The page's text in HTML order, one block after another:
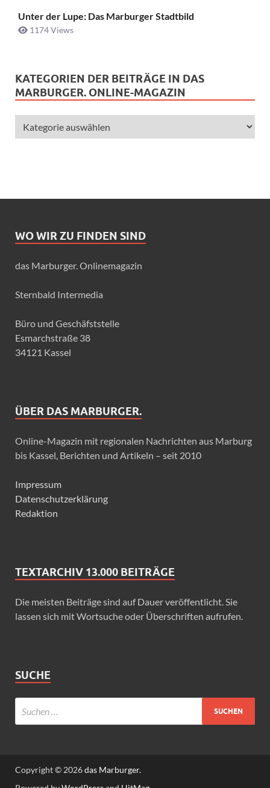
Unter der Lupe: Das Marburger Stadtbild
1174 Views
KATEGORIEN DER BEITRÄGE IN DAS
MARBURGER. ONLINE-MAGAZIN
WO WIR ZU FINDEN SIND
das Marburger. Onlinemagazin
Sternbald Intermedia
Büro und Geschäfststelle
Esmarchstraße 38
34121 Kassel
ÜBER DAS MARBURGER.
Online-Magazin mit regionalen Nachrichten aus Marburg
bis Kassel, Berichten und Artikeln – seit 2010
Impressum
Datenschutzerklärung
Redaktion
TEXTARCHIV 13.000 BEITRÄGE
Die meisten Beiträge sind auf Dauer veröffentlicht. Sie
lassen sich mit Wortsuche oder Überschriften aufrufen.
SUCHE
Copyright © 2026das Marburger.